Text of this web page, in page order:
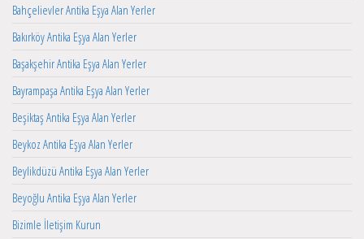
Bahçelievler Antika Eşya Alan Yerler
Bakırköy Antika Eşya Alan Yerler
Başakşehir Antika Eşya Alan Yerler
Bayrampaşa Antika Eşya Alan Yerler
Beşiktaş Antika Eşya Alan Yerler
Beykoz Antika Eşya Alan Yerler
Beylikdüzü Antika Eşya Alan Yerler
Beyoğlu Antika Eşya Alan Yerler
Bizimle İletişim Kurun